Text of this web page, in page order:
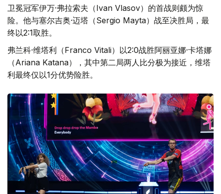
卫冕冠军伊万·弗拉索夫（Ivan Vlasov）的首战则颇为惊
险。他与塞尔吉奥·迈塔（Sergio Mayta）战至决胜局，最
终以2:1取胜。
弗兰科·维塔利（Franco Vitali）以2:0战胜阿丽亚娜·卡塔娜
（Ariana Katana），其中第二局两人比分极为接近，维塔
利最终仅以1分优势险胜。